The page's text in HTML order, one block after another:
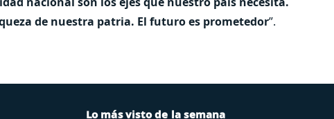
de nuestra patria. El futuro es prometedor”.
Lo más visto de la semana